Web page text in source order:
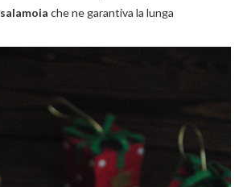
salamoia che ne garantiva la lunga